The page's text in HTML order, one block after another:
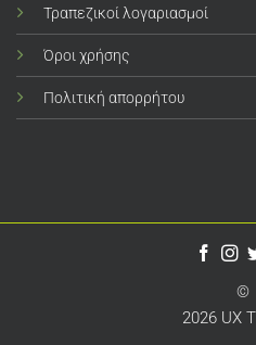
Τραπεζικοί λογαριασμοί
Όροι χρήσης
Πολιτική απορρήτου
©
2026 UX